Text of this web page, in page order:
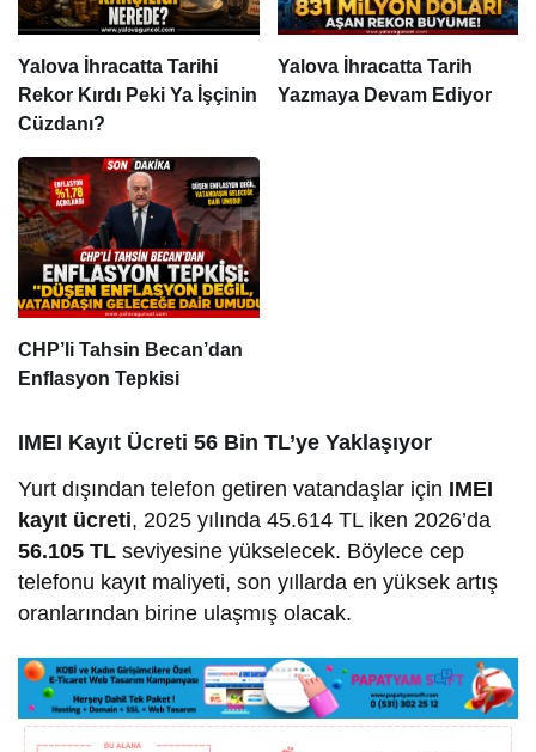
Yalova İhracatta Tarihi
Rekor Kırdı Peki Ya İşçinin
Cüzdanı?
Yalova İhracatta Tarih
Yazmaya Devam Ediyor
CHP’li Tahsin Becan’dan
Enflasyon Tepkisi
IMEI Kayıt Ücreti 56 Bin TL’ye Yaklaşıyor
Yurt dışından telefon getiren vatandaşlar için IMEI
kayıt ücreti, 2025 yılında 45.614 TL iken 2026’da
56.105 TL seviyesine yükselecek. Böylece cep
telefonu kayıt maliyeti, son yıllarda en yüksek artış
oranlarından birine ulaşmış olacak.